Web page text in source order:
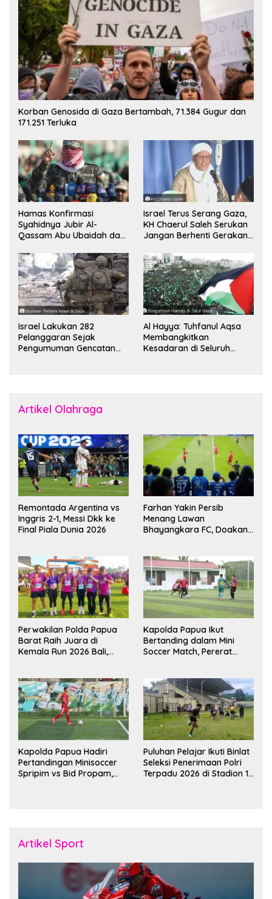
Korban Genosida di Gaza Bertambah, 71.384 Gugur dan
171.251 Terluka
Hamas Konfirmasi
Syahidnya Jubir Al-
Qassam Abu Ubaidah dan
Sinwar
Israel Terus Serang Gaza,
KH Chaerul Saleh Serukan
Jangan Berhenti Gerakan
Israel Lakukan 282
Pelanggaran Sejak
Pengumuman Gencatan
Al Hayya: Tuhfanul Aqsa
Membangkitkan
Kesadaran di Seluruh
Artikel Olahraga
Remontada Argentina vs
Inggris 2-1, Messi Dkk ke
Final Piala Dunia 2026
Farhan Yakin Persib
Menang Lawan
Bhayangkara FC, Doakan
Perwakilan Polda Papua
Barat Raih Juara di
Kemala Run 2026 Bali,
Kapolda Papua Ikut
Bertanding dalam Mini
Soccer Match, Pererat
Kapolda Papua Hadiri
Pertandingan Minisoccer
Spripim vs Bid Propam,
Puluhan Pelajar Ikuti Binlat
Seleksi Penerimaan Polri
Terpadu 2026 di Stadion 16
Artikel Sport